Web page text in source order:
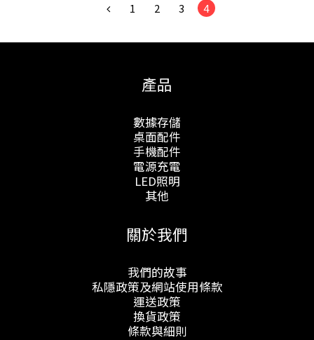
1 2 3 4
產品
數據存儲
桌面配件
手機配件
電源充電
LED照明
其他
關於我們
我們的故事
私隱政策及網站使用條款
運送政策
換貨政策
條款與細則